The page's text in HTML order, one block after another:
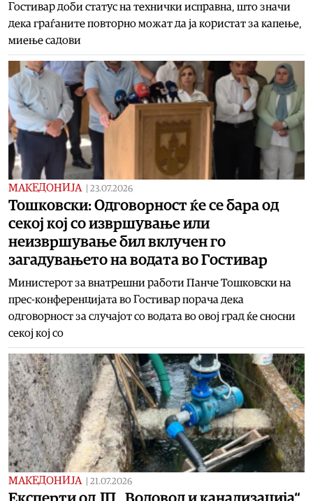
Гостивар доби статус на технички исправна, што значи
дека граѓаните повторно можат да ја користат за капење,
миење садови
МАКЕДОНИЈА 23.07.2026
Тошковски: Одговорност ќе се бара од
секој кој со извршување или
неизвршување бил вклучен го
загадувањето на водата во Гостивар
Министерот за внатрешни работи Панче Тошковски на
прес-конференцијата во Гостивар порача дека
одговорност за случајот со водата во овој град ќе сносни
секој кој со
МАКЕДОНИЈА 21.07.2026